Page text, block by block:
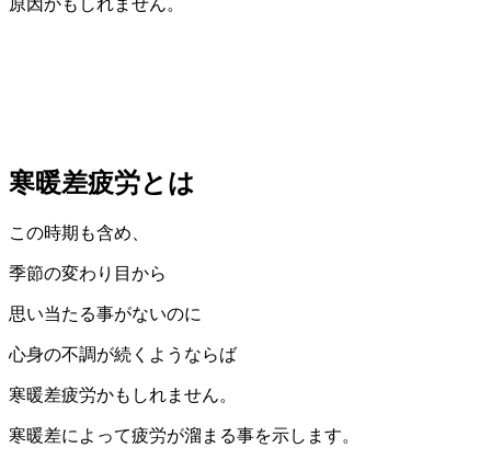
寒暖差疲労とは
この時期も含め、
季節の変わり目から
思い当たる事がないのに
心身の不調が続くようならば
寒暖差疲労かもしれません。
寒暖差によって疲労が溜まる事を示します。